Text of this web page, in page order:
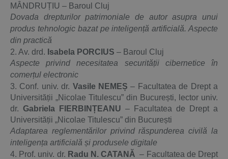
MÂNDRUȚIU – Baroul Cluj
Dovada drepturilor patrimoniale de autor asupra unui
produs tehnologic bazat pe inteligență artificială. Aspecte
din practică
2. Av. drd. Isabela PORCIUS – Baroul Cluj
Aspecte privind necesitatea securității cibernetice în
comerțul electronic
3. Conf. univ. dr. Vasile NEMEȘ – Facultatea de Drept a
Universității „Nicolae Titulescu” din București, lector univ.
dr. Gabriela FIERBINȚEANU – Facultatea de Drept a
Universității „Nicolae Titulescu” din București
Adaptarea reglementărilor privind răspunderea civilă la
inteligența artificială și produsele digitale
4. Prof. univ. dr. Radu N. CATANĂ – Facultatea de Drept